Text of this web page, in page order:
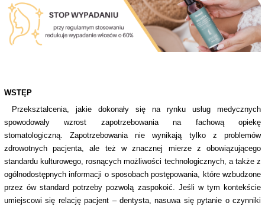
WSTĘP
Przekształcenia, jakie dokonały się na rynku usług medycznych
spowodowały wzrost zapotrzebowania na fachową opiekę
stomatologiczną. Zapotrzebowania nie wynikają tylko z problemów
zdrowotnych pacjenta, ale też w znacznej mierze z obowiązującego
standardu kulturowego, rosnących możliwości technologicznych, a także z
ogólnodostępnych informacji o sposobach postępowania, które wzbudzone
przez ów standard potrzeby pozwolą zaspokoić. Jeśli w tym kontekście
umiejscowi się relację pacjent – dentysta, nasuwa się pytanie o czynniki